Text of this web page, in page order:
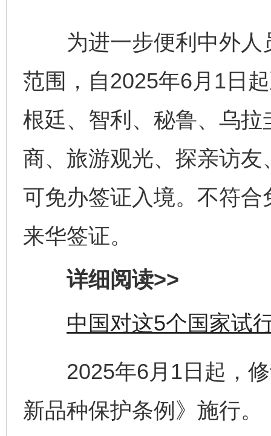
为进一步便利中外人
范围，自2025年6月1日
根廷、智利、秘鲁、乌
商、旅游观光、探亲访
可免办签证入境。不符
来华签证。
详细阅读>>
中国对这5个国家试
2025年6月1日起，修
新品种保护条例》施行